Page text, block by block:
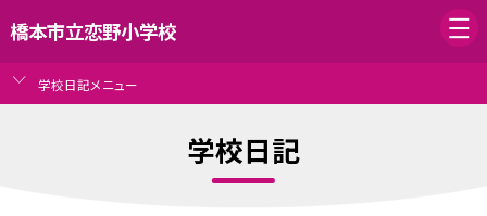
橋本市立恋野小学校
学校日記メニュー
学校日記